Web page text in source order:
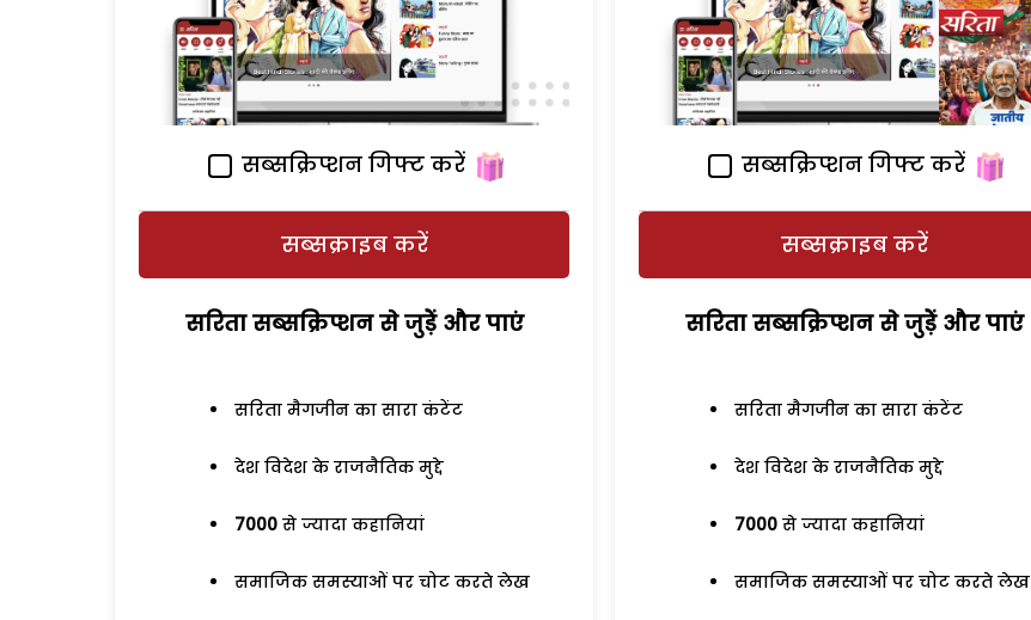
सब्सक्रिप्शन गिफ्ट करें
सब्सक्राइब करें
सरिता सब्सक्रिप्शन से जुड़ेें और पाएं
सरिता मैगजीन का सारा कंटेंट
देश विदेश के राजनैतिक मुद्दे
7000 से ज्यादा कहानियां
समाजिक समस्याओं पर चोट करते लेख
सब्सक्रिप्शन गिफ्ट करें
सब्सक्राइब करें
सरिता सब्सक्रिप्शन से जुड़ेें और पाएं
सरिता मैगजीन का सारा कंटेंट
देश विदेश के राजनैतिक मुद्दे
7000 से ज्यादा कहानियां
समाजिक समस्याओं पर चोट करते लेख